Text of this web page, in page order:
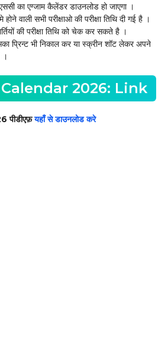
का एग्जाम कैलेंडर डाउनलोड हो जाएगा ।
वाली सभी परीक्षाओ की परीक्षा तिथि दी गई है ।
की परीक्षा तिथि को चेक कर सकते है ।
प्रिन्ट भी निकाल कर या स्क्रीन शॉट लेकर अपने
।
Calendar 2026: Link
पीडीएफ़यहाँ से डाउनलोड करे